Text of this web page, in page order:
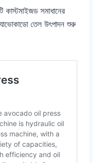
সমাধানের
তেল উৎপাদন শুরু